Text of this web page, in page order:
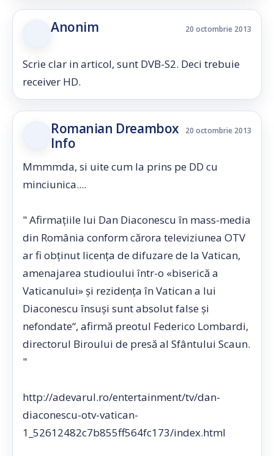
Anonim 20 octombrie 2013
Scrie clar in articol, sunt DVB-S2. Deci trebuie
receiver HD.
Romanian Dreambox
Info
20 octombrie 2013
Mmmmda, si uite cum la prins pe DD cu
minciunica....
" Afirmaţiile lui Dan Diaconescu în mass-media
din România conform cărora televiziunea OTV
ar fi obţinut licenţa de difuzare de la Vatican,
amenajarea studioului într-o «biserică a
Vaticanului» şi rezidenţa în Vatican a lui
Diaconescu însuşi sunt absolut false şi
nefondate“, afirmă preotul Federico Lombardi,
directorul Biroului de presă al Sfântului Scaun.
"
http://adevarul.ro/entertainment/tv/dan-
diaconescu-otv-vatican-
1_52612482c7b855ff564fc173/index.html